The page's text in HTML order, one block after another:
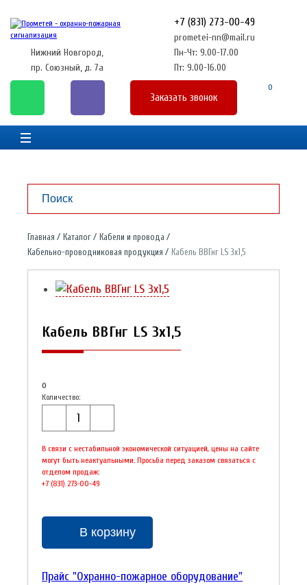
+7 (831) 273-00-49
prometei-nn@mail.ru
Нижний Новгород,
пр. Союзный, д. 7а
Пн-Чт: 9.00-17.00
Пт: 9.00-16.00
Заказать звонок
0
Главная Каталог
Кабели и провода
Кабельно-проводниковая продукция
Кабель ВВГнг LS 3х1,5
Кабель ВВГнг LS 3х1,5
0
Количество:
В связи с нестабильной экономической ситуацией, цены на сайте
могут быть неактуальными. Просьба перед заказом связаться с
отделом продаж:
+7 (831) 273-00-49
В корзину
Прайс "Охранно-пожарное оборудование"